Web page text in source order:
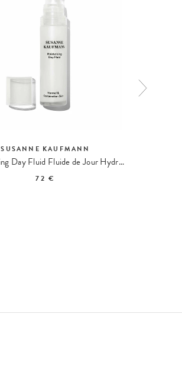
SUSANNE KAUFMANN
Moisturising Day Fluid Fluide de Jour Hydratant
72 €